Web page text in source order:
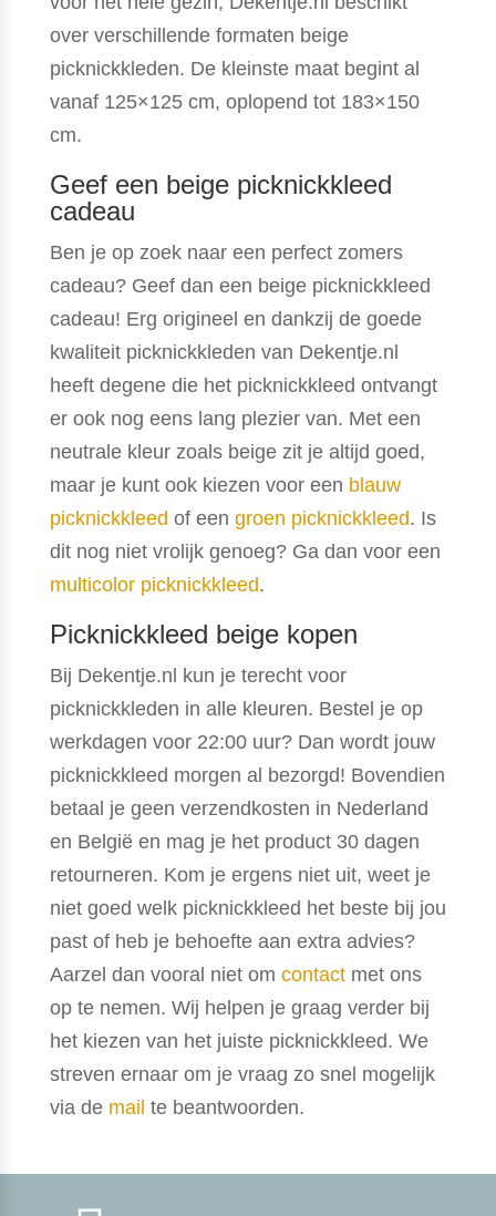
over verschillende formaten beige
picknickkleden. De kleinste maat begint al
vanaf 125×125 cm, oplopend tot 183×150
cm.
Geef een beige picknickkleed
cadeau
Ben je op zoek naar een perfect zomers
cadeau? Geef dan een beige picknickkleed
cadeau! Erg origineel en dankzij de goede
kwaliteit picknickkleden van Dekentje.nl
heeft degene die het picknickkleed ontvangt
er ook nog eens lang plezier van. Met een
neutrale kleur zoals beige zit je altijd goed,
maar je kunt ook kiezen voor een blauw
picknickkleed of een groen picknickkleed. Is
dit nog niet vrolijk genoeg? Ga dan voor een
multicolor picknickkleed.
Picknickkleed beige kopen
Bij Dekentje.nl kun je terecht voor
picknickkleden in alle kleuren. Bestel je op
werkdagen voor 22:00 uur? Dan wordt jouw
picknickkleed morgen al bezorgd! Bovendien
betaal je geen verzendkosten in Nederland
en België en mag je het product 30 dagen
retourneren. Kom je ergens niet uit, weet je
niet goed welk picknickkleed het beste bij jou
past of heb je behoefte aan extra advies?
Aarzel dan vooral niet om contactmet ons
op te nemen. Wij helpen je graag verder bij
het kiezen van het juiste picknickkleed. We
streven ernaar om je vraag zo snel mogelijk
via de mail te beantwoorden.